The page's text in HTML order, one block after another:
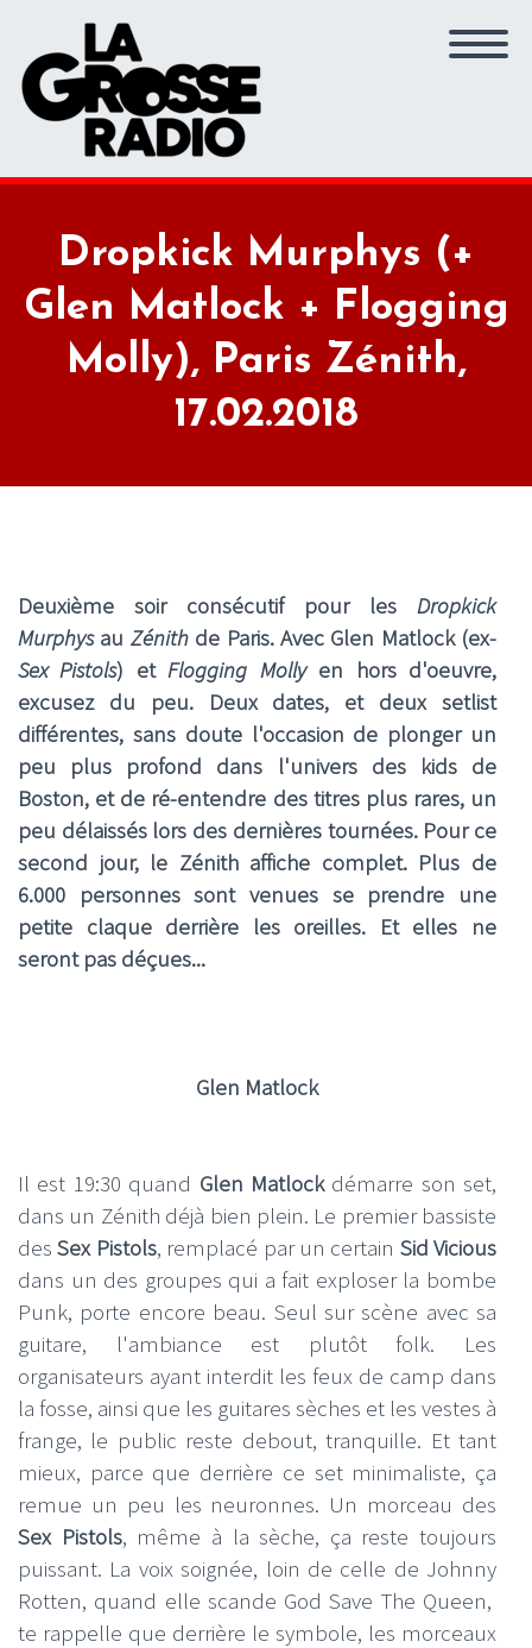
Dropkick Murphys (+
Glen Matlock + Flogging
Molly), Paris Zénith,
17.02.2018
Deuxième soir consécutif pour les Dropkick
Murphysau Zénith de Paris. Avec Glen Matlock (ex-
Sex Pistols) etFlogging Mollyen hors d'oeuvre,
excusez du peu. Deux dates, et deux setlist
différentes, sans doute l'occasion de plonger un
peu plus profond dans l'univers des kids de
Boston, et de ré-entendre des titres plus rares, un
peu délaissés lors des dernières tournées. Pour ce
second jour, le Zénith affiche complet. Plus de
6.000 personnes sont venues se prendre une
petite claque derrière les oreilles. Et elles ne
seront pas déçues...
Glen Matlock
Il est 19:30 quand Glen Matlockdémarre son set,
dans un Zénith déjà bien plein. Le premier bassiste
desSex Pistols, remplacé par un certain Sid Vicious
dans un des groupes qui a fait exploser la bombe
Punk, porte encore beau. Seul sur scène avec sa
guitare, l'ambiance est plutôt folk. Les
organisateurs ayant interdit les feux de camp dans
la fosse, ainsi que les guitares sèches et les vestes à
frange, le public reste debout, tranquille. Et tant
mieux, parce que derrière ce set minimaliste, ça
remue un peu les neuronnes. Un morceau des
Sex Pistols, même à la sèche, ça reste toujours
puissant. La voix soignée, loin de celle de Johnny
Rotten, quand elle scande God Save The Queen,
te rappelle que derrière le symbole, les morceaux